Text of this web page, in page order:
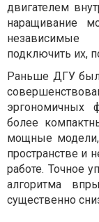
двигателем
наращивание
независимые
подключить их,
Раньше ДГУ
эргономичных
более
мощные модели,
пространстве и
работе. Точное
алгоритма
существенно